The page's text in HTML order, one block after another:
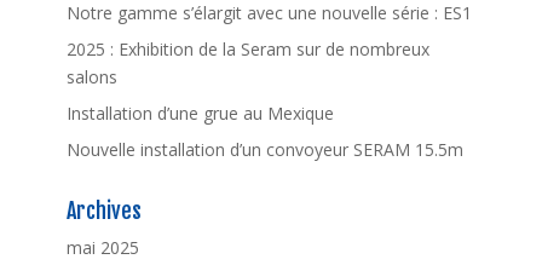
Notre gamme s’élargit avec une nouvelle série : ES1
2025 : Exhibition de la Seram sur de nombreux
salons
Installation d’une grue au Mexique
Nouvelle installation d’un convoyeur SERAM 15.5m
Archives
mai 2025